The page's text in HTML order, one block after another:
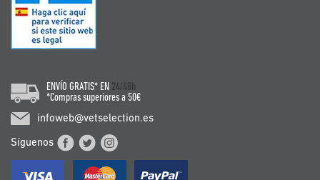
ENVÍO GRATIS* EN 24/48h
*Compras superiores a 50€
infoweb@vetselection.es
Síguenos